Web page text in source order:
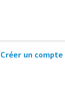
Créer un compte